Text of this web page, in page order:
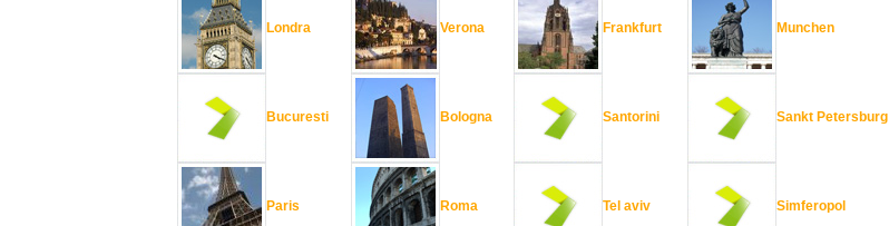
Londra
Bucuresti
Paris
Verona
Bologna
Roma
Frankfurt
Santorini
Tel aviv
Munchen
Sankt Petersburg
Simferopol